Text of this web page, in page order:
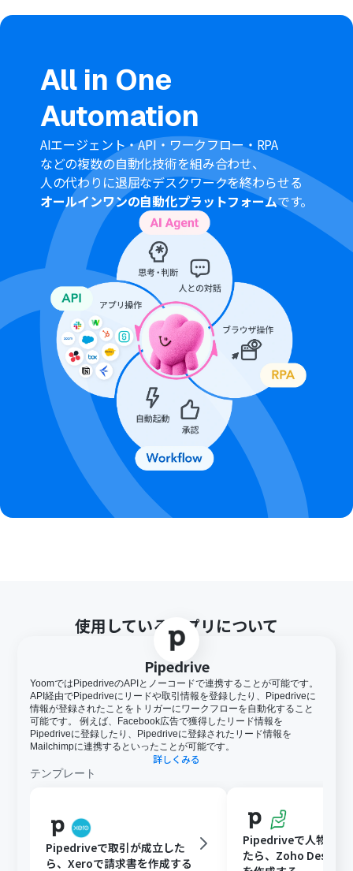
取得した取引情報、人物情報、組織情報などを変数とし
Pipedrive、NotionのそれぞれとYoomを連携してくださ
い。
All in One
Automation
AIエージェント・API・ワークフロー・RPA
などの複数の自動化技術を組み合わせ、
人の代わりに退屈なデスクワークを終わらせる
オールインワンの自動化プラットフォームです。
使用しているアプリについて
Pipedrive
YoomではPipedriveのAPIとノーコードで連携することが可能です。
API経由でPipedriveにリードや取引情報を登録したり、Pipedriveに
情報が登録されたことをトリガーにワークフローを自動化すること
可能です。 例えば、Facebook広告で獲得したリード情報を
Pipedriveに登録したり、Pipedriveに登録されたリード情報を
Mailchimpに連携するといったことが可能です。
詳しくみる
テンプレート
Pipedriveで取引が成立した
ら、Xeroで請求書を作成する
Pipedriveで人物が追
たら、Zoho Deskに